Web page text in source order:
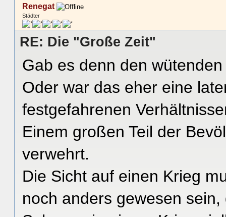
Renegat
Städter
RE: Die "Große Zeit"
Gab es denn den
Oder war das eher eine
festgefahrenen
Einem großen Teil der
verwehrt.
Die Sicht auf einen Krieg
noch anders gewesen